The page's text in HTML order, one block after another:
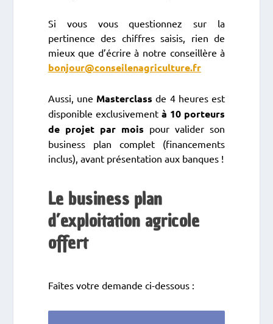
Si vous vous questionnez sur la
pertinence des chiffres saisis, rien de
mieux que d’écrire à notre conseillère à
bonjour@conseilenagriculture.fr
Aussi, une Masterclass de 4 heures est
disponible exclusivement à 10 porteurs
de projet par mois pour valider son
business plan complet (financements
inclus), avant présentation aux banques !
Le business plan
d’exploitation agricole
offert
Faîtes votre demande ci-dessous :